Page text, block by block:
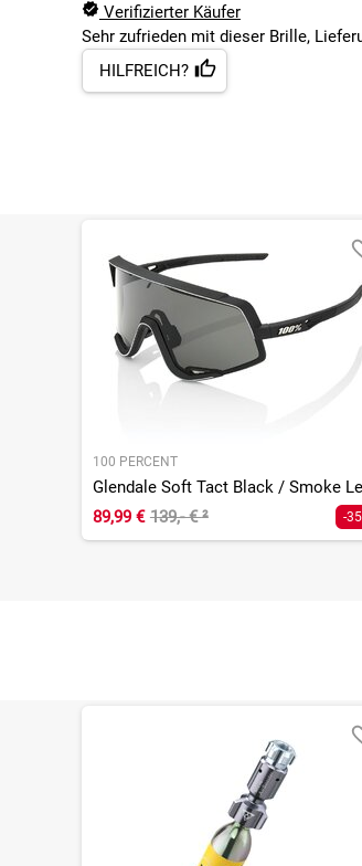
Verifizierter Käufer
Sehr zufrieden mit dieser Brille,
HILFREICH?
100 PERCENT
89,99 € 139,- €² -